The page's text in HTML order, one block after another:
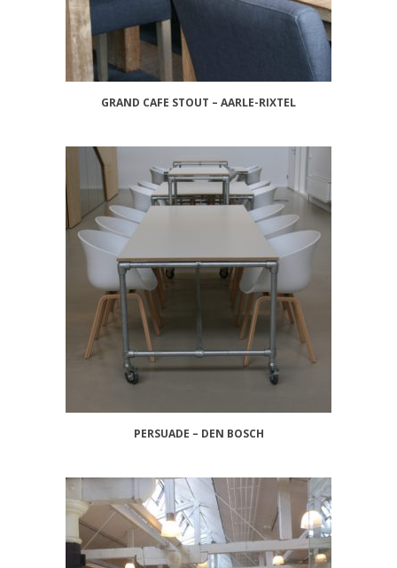
GRAND CAFE STOUT – AARLE-RIXTEL
PERSUADE – DEN BOSCH